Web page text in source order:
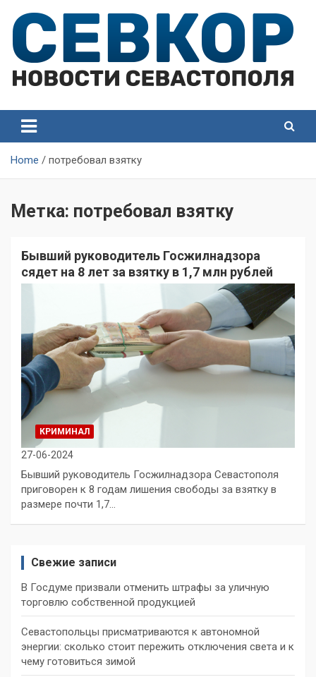
content
Севастополя
Севастополя
Home потребовал взятку
Метка: потребовал взятку
Бывший руководитель Госжилнадзора
сядет на 8 лет за взятку в 1,7 млн рублей
КРИМИНАЛ
27-06-2024
Бывший руководитель Госжилнадзора Севастополя
приговорен к 8 годам лишения свободы за взятку в
размере почти 1,7…
Свежие записи
В Госдуме призвали отменить штрафы за уличную
торговлю собственной продукцией
Севастопольцы присматриваются к автономной
энергии: сколько стоит пережить отключения света и к
чему готовиться зимой